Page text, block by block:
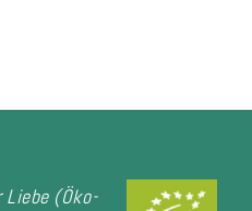
Liebe (Öko-